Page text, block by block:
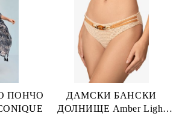
ПОНЧО
ДАМСКИ БАНСКИ
ДОЛНИЩЕ Amber Light